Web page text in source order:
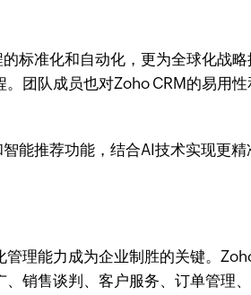
标准化和自动化，更为全球化战
团队成员也对Zoho CRM的易用
能推荐功能，结合AI技术实现更
理能力成为企业制胜的关键。
销售谈判、客户服务、订单管理